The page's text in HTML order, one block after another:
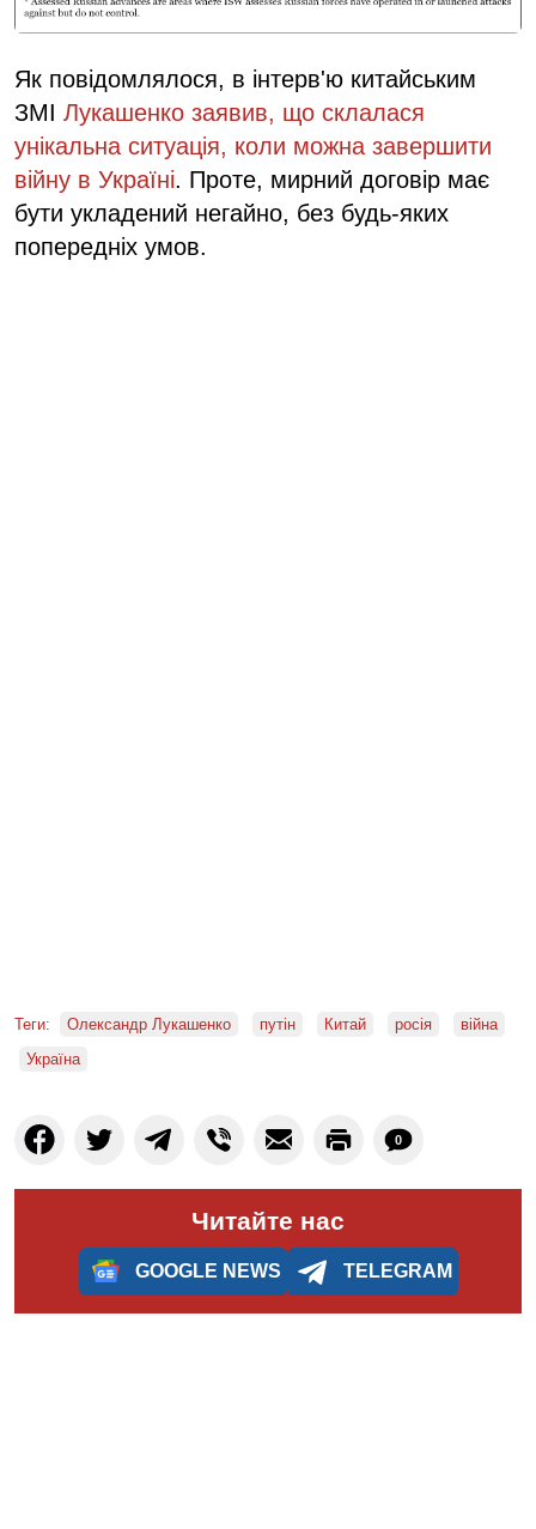
Як повідомлялося, в інтерв'ю китайським
ЗМІ Лукашенко заявив, що склалася
унікальна ситуація, коли можна завершити
війну в Україні. Проте, мирний договір має
бути укладений негайно, без будь-яких
попередніх умов.
Теги: Олександр Лукашенко путін Китай росія
війна
Україна
0
Читайте нас
GOOGLE NEWS TELEGRAM